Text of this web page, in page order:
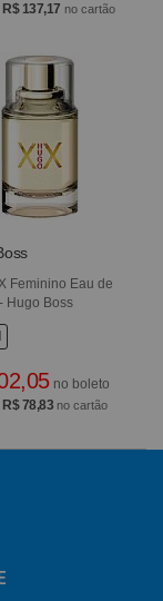
R$ 137,17 no cartão
Feminino Eau de
Hugo Boss
no boleto
R$ 78,83 no cartão